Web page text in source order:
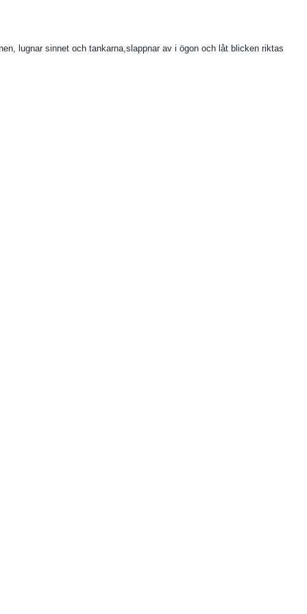
lugnar sinnet och tankarna,slappnar av i ögon och låt blicken riktas